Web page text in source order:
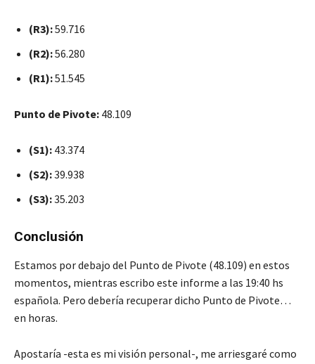
(R3):59.716
(R2):56.280
(R1):51.545
Punto de Pivote: 48.109
(S1): 43.374
(S2):39.938
(S3):35.203
Conclusión
Estamos por debajo del Punto de Pivote (48.109) en estos
momentos, mientras escribo este informe a las 19:40 hs
española. Pero debería recuperar dicho Punto de Pivote…
en horas.
Apostaría -esta es mi visión personal-, me arriesgaré como